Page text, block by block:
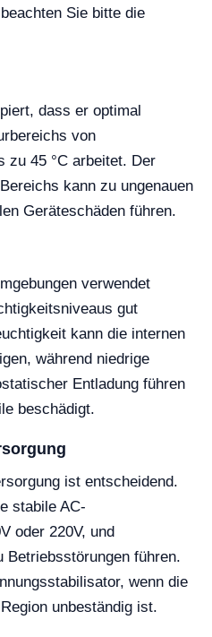
Sie bitte die
dass er optimal
von
zu 45 °C arbeitet. Der
kann zu ungenauen
Geräteschäden führen.
verwendet
gut
kann die internen
während niedrige
Entladung führen
beschädigt.
ist entscheidend.
stabile AC-
oder 220V, und
Betriebsstörungen führen.
wenn die
unbeständig ist.